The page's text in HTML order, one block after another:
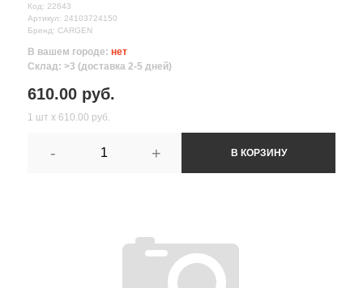
Код: 22643
Артикул: 24103724150
Бренд: CARGEN
В вашем городе: нет
Склад: >3 (доставка 2-5 дней)
610.00 руб.
1 шт х 610.00 руб.
- + В КОРЗИНУ